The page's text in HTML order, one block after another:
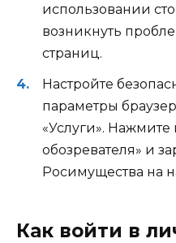
использовании
возникнуть
страниц.
Настройте
параметры
«Услуги». Нажмите
обозревателя» и
Росимущества на
Как войти в